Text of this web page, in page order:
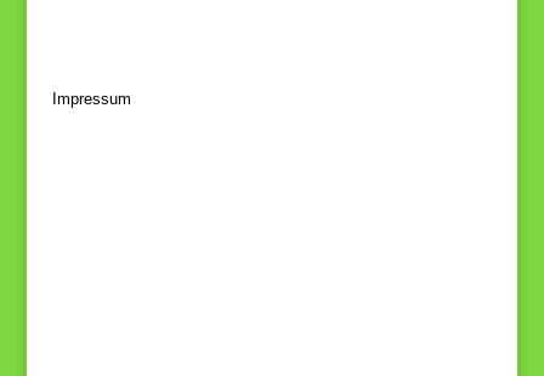
Impressum